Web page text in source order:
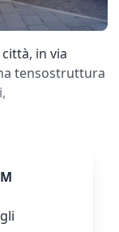
in via
tensostruttura